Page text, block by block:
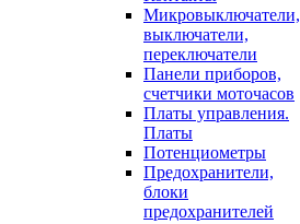
Микровыключатели,
выключатели,
переключатели
Панели приборов,
счетчики моточасов
Платы управления.
Платы
Потенциометры
Предохранители,
блоки
предохранителей